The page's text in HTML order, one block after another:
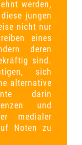
werden,
jungen
nicht nur
eines
deren
sind.
sich
alternative
darin
und
medialer
Noten zu